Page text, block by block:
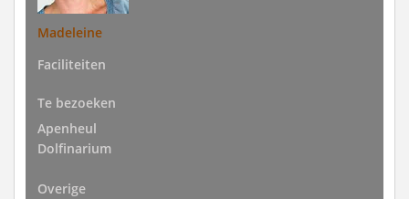
Madeleine
Faciliteiten
Te bezoeken
Apenheul
Dolfinarium
Overige